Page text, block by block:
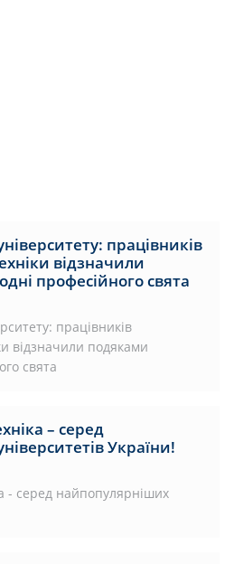
працівників
відзначили
професійного свята
працівників
відзначили подяками
свята
– серед
України!
- серед найпопулярніших